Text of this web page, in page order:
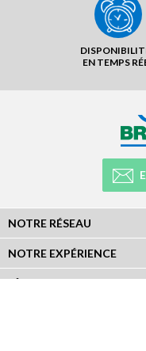
EN TEMPS
NOTRE RÉSEAU
NOTRE EXPÉRIENCE
LÉGAL